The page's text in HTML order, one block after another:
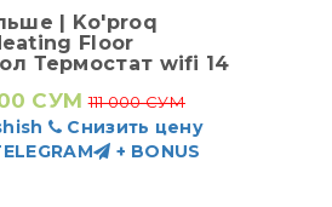
| Ko'proq
Floor
Термостат wifi 14
СУМ 111 000 СУМ
Снизить цену
+ BONUS